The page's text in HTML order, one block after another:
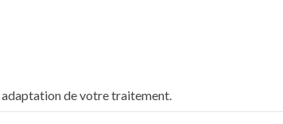
adaptation de votre traitement.